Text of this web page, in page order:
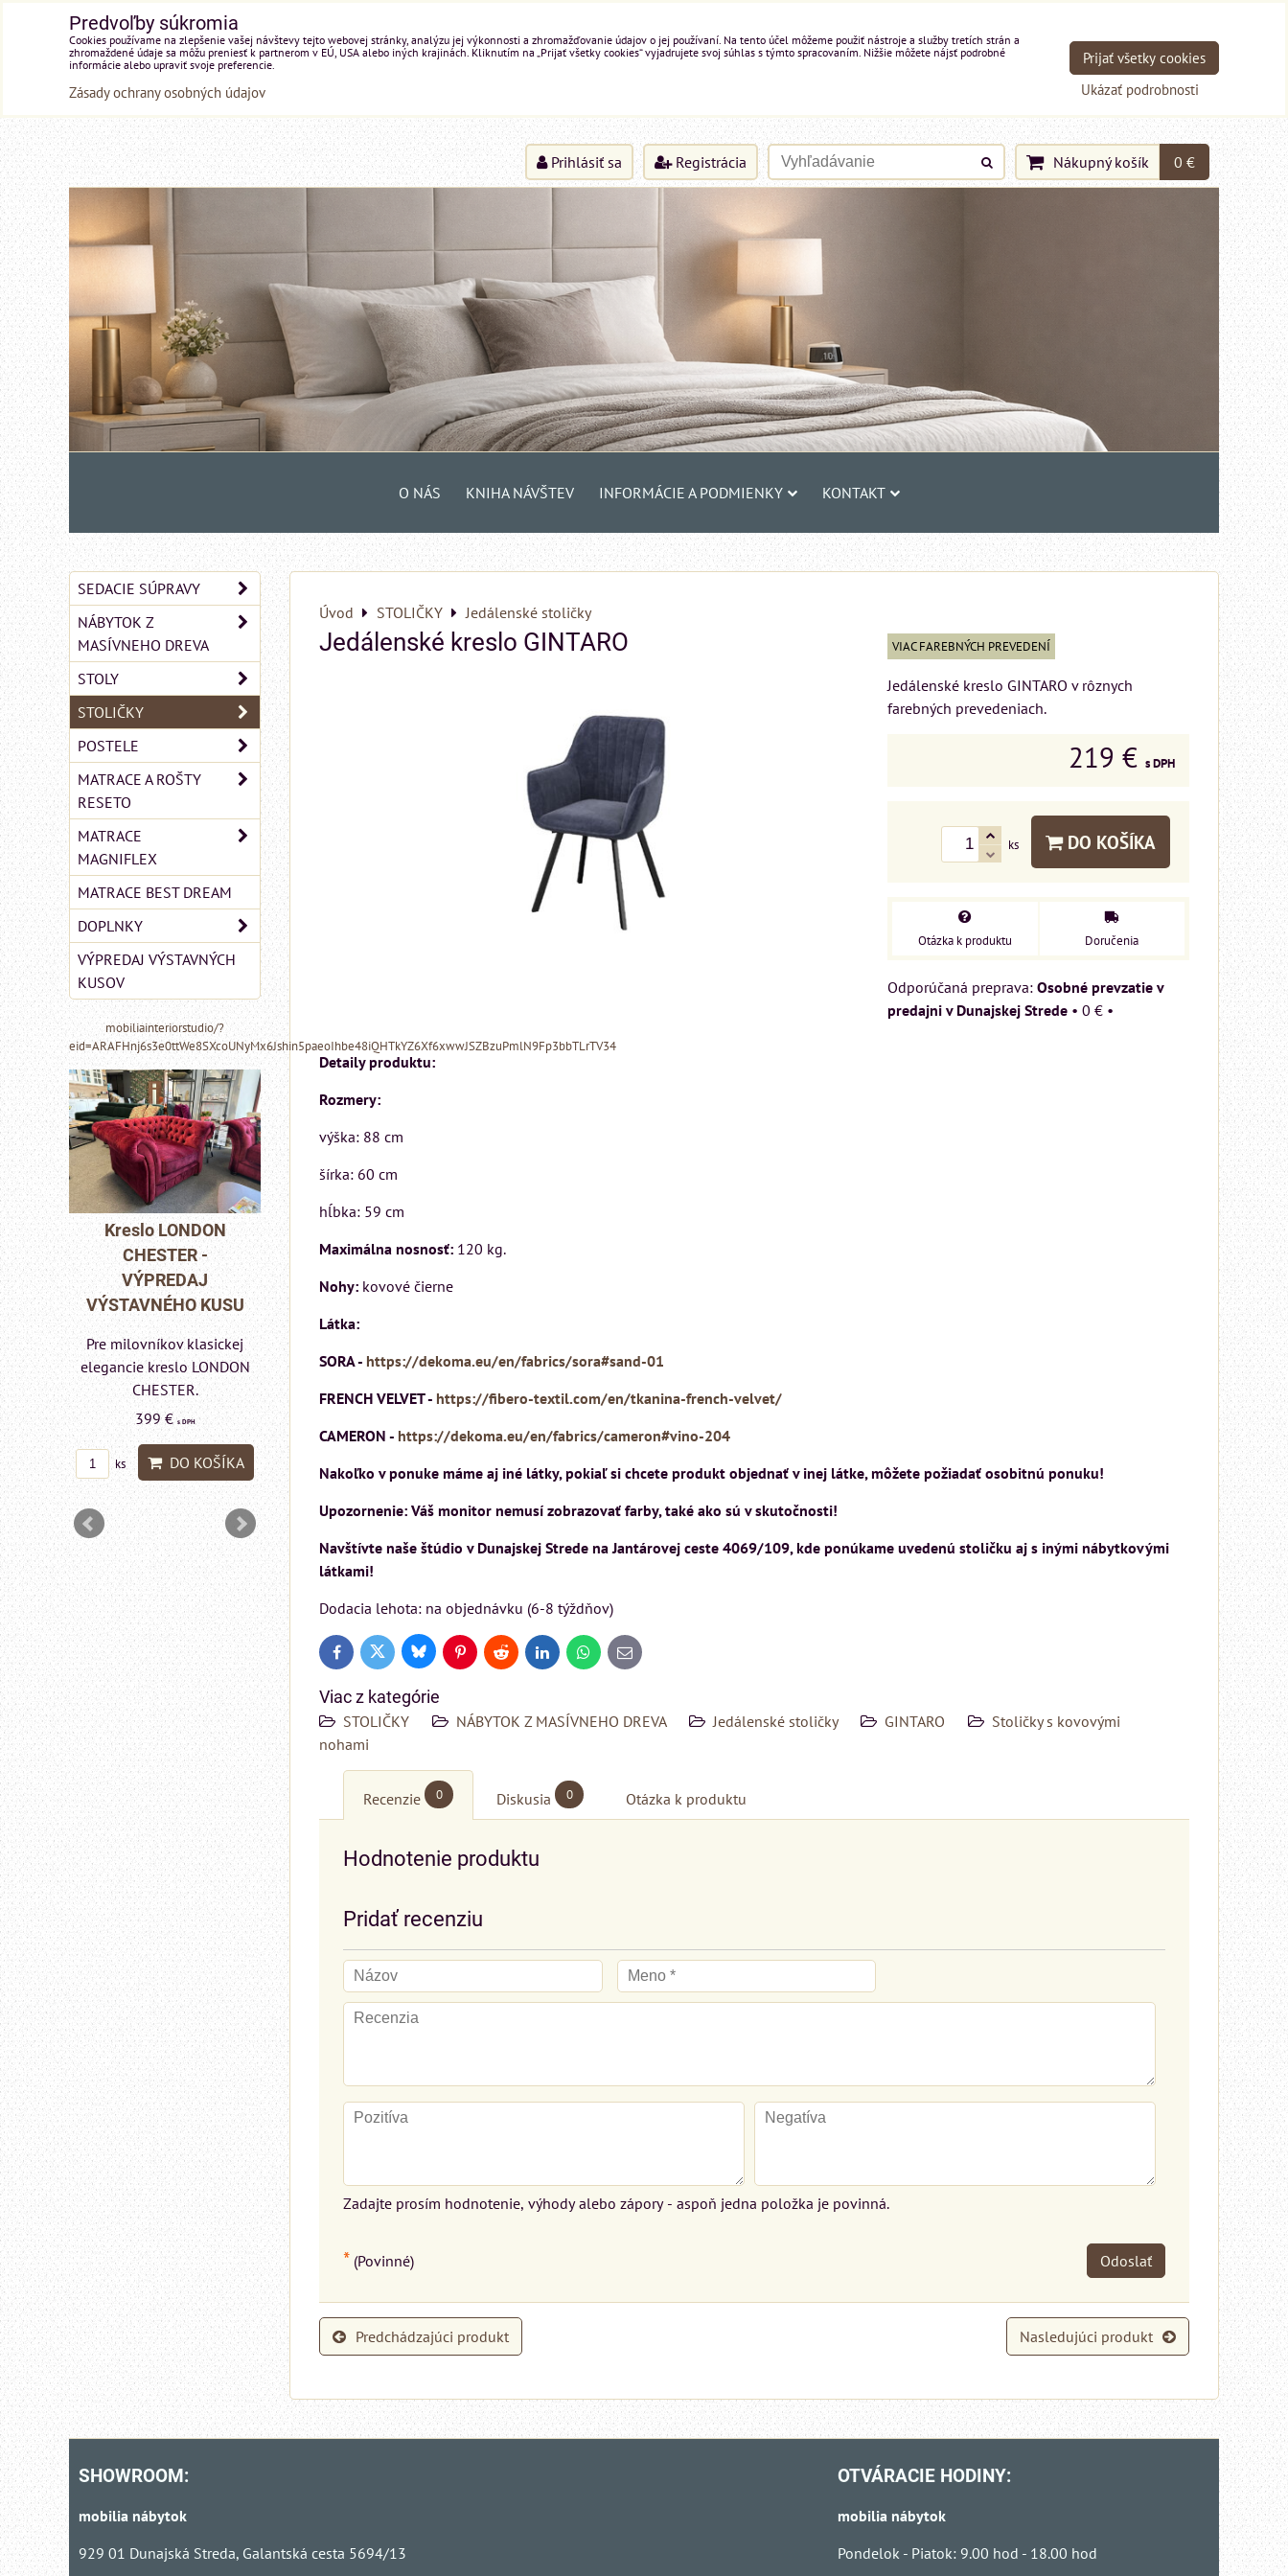
Prihlásiť sa Registrácia Nákupný košík 0 €
O NÁS KNIHA NÁVŠTEV INFORMÁCIE A PODMIENKY KONTAKT
Úvod STOLIČKY Jedálenské stoličky
Jedálenské kreslo GINTARO VIAC FAREBNÝCH PREVEDENÍ
Jedálenské kreslo GINTARO v rôznych
farebných prevedeniach.
219 € s DPH
ks DO KOŠÍKA
Otázka k produktu Doručenia
Osobné prevzatie v
predajni v Dunajskej Strede • 0 € •
Detaily produktu:
Rozmery:
výška: 88 cm
šírka: 60 cm
hĺbka: 59 cm
Maximálna nosnosť: 120 kg.
Nohy: kovové čierne
Látka:
SORA - https://dekoma.eu/en/fabrics/sora#sand-01
FRENCH VELVET - https://fibero-textil.com/en/tkanina-french-velvet/
CAMERON - https://dekoma.eu/en/fabrics/cameron#vino-204
Nakoľko v ponuke máme aj iné látky, pokiaľ si chcete produkt objednať v inej látke, môžete požiadať osobitnú ponuku!
Upozornenie: Váš monitor nemusí zobrazovať farby, také ako sú v skutočnosti!
Navštívte naše štúdio v Dunajskej Strede na Jantárovej ceste 4069/109, kde ponúkame uvedenú stoličku aj s inými nábytkovými
látkami!
Dodacia lehota: na objednávku (6-8 týždňov)
FacebookTwitter BlueskyPinterestReddit LinkedInWhatsApp
E-
mail
Viac z kategórie
STOLIČKY NÁBYTOK Z MASÍVNEHO DREVA Jedálenské stoličky GINTARO
Stoličky s kovovými
nohami
Recenzie 0 Diskusia 0 Otázka k produktu
Hodnotenie produktu
Pridať recenziu
Zadajte prosím hodnotenie, výhody alebo zápory - aspoň jedna položka je povinná.
* (Povinné) Odoslať
Predchádzajúci produkt Nasledujúci produkt
SEDACIE SÚPRAVY
NÁBYTOK Z
MASÍVNEHO DREVA
STOLY
STOLIČKY
POSTELE
MATRACE A ROŠTY
RESETO
MATRACE
MAGNIFLEX
MATRACE BEST DREAM
DOPLNKY
VÝPREDAJ VÝSTAVNÝCH
KUSOV
mobiliainteriorstudio/?
eid=ARAFHnj6s3e0ttWe8SXcoUNyMx6Jshin5paeoIhbe48iQHTkYZ6Xf6xwwJSZBzuPmlN9Fp3bbTLrTV34
a
Kreslo LONDON
CHESTER -
VÝPREDAJ
VÝSTAVNÉHO KUSU
Pre milovníkov klasickej
elegancie kreslo LONDON
CHESTER.
399 €s DPH
ks DO KOŠÍKA
matrac 175x200 cm
Matrac MIZAR od
talianskeho systému
ponúka...
699 €s DPH
ks DO KOŠÍKA
elegancie kreslo a
pohovka LONDON
CHESTER.
599 € s DPH
DO KOŠÍKA
CHESTER.
SHOWROOM:
mobilia nábytok
929 01 Dunajská Streda, Galantská cesta 5694/13
OTVÁRACIE HODINY:
mobilia nábytok
Pondelok - Piatok: 9.00 hod - 18.00 hod
Predvoľby súkromia
Cookies používame na zlepšenie vašej návštevy tejto webovej stránky, analýzu jej výkonnosti a zhromažďovanie údajov o jej používaní. Na tento účel môžeme použiť nástroje a služby tretích strán a
zhromaždené údaje sa môžu preniesť k partnerom v EÚ, USA alebo iných krajinách. Kliknutím na „Prijať všetky cookies“ vyjadrujete svoj súhlas s týmto spracovaním. Nižšie môžete nájsť podrobné
informácie alebo upraviť svoje preferencie.
Zásady ochrany osobných údajov Ukázať podrobnosti
Prijať všetky cookies